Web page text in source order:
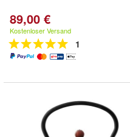
89,00 €
Kostenloser Versand
1